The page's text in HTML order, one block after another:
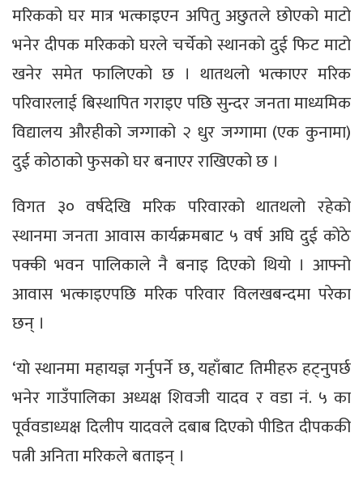
मरिकको घर मात्र भत्काइएन अपितु अछुतले छोएको माटो
भनेर दीपक मरिकको घरले चर्चेको स्थानको दुई फिट माटो
खनेर समेत फालिएको छ । थातथलो भत्काएर मरिक
परिवारलाई बिस्थापित गराइए पछि सुन्दर जनता माध्यमिक
विद्यालय औरहीको जग्गाको २ धुर जग्गामा (एक कुनामा)
दुई कोठाको फुसको घर बनाएर राखिएको छ ।
विगत ३० वर्षदेखि मरिक परिवारको थातथलो रहेको
स्थानमा जनता आवास कार्यक्रमबाट ५ वर्ष अघि दुई कोठे
पक्की भवन पालिकाले नै बनाइ दिएको थियो । आफ्नो
आवास भत्काइएपछि मरिक परिवार विलखबन्दमा परेका
छन् ।
‘यो स्थानमा महायज्ञ गर्नुपर्ने छ, यहाँबाट तिमीहरु हट्नुपर्छ
भनेर गाउँपालिका अध्यक्ष शिवजी यादव र वडा नं. ५ का
पूर्ववडाध्यक्ष दिलीप यादवले दबाब दिएको पीडित दीपककी
पत्नी अनिता मरिकले बताइन् ।